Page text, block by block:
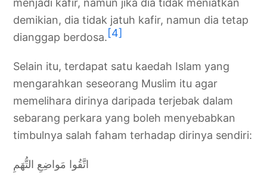
demikian, dia tidak jatuh kafir, namun dia tetap
dianggap berdosa.[4]
Selain itu, terdapat satu kaedah Islam yang
mengarahkan seseorang Muslim itu agar
memelihara dirinya daripada terjebak dalam
sebarang perkara yang boleh menyebabkan
timbulnya salah faham terhadap dirinya sendiri:
اتَّقُوا مَواضِعِ التُّهَمِ